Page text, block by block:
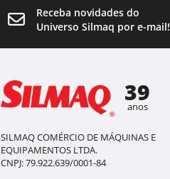
Receba novidades do
Universo Silmaq por e-mail!
39
anos
SILMAQ COMÉRCIO DE MÁQUINAS E
EQUIPAMENTOS LTDA.
CNPJ: 79.922.639/0001-84